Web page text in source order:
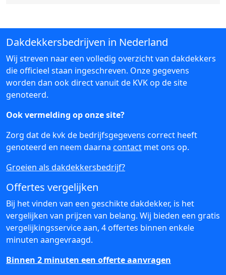
Dakdekkersbedrijven in Nederland
Wij streven naar een volledig overzicht van dakdekkers
die officieel staan ingeschreven. Onze gegevens
worden dan ook direct vanuit de KVK op de site
genoteerd.
Ook vermelding op onze site?
Zorg dat de kvk de bedrijfsgegevens correct heeft
genoteerd en neem daarna contact met ons op.
Groeien als dakdekkersbedrijf?
Offertes vergelijken
Bij het vinden van een geschikte dakdekker, is het
vergelijken van prijzen van belang. Wij bieden een gratis
vergelijkingsservice aan, 4 offertes binnen enkele
minuten aangevraagd.
Binnen 2 minuten een offerte aanvragen